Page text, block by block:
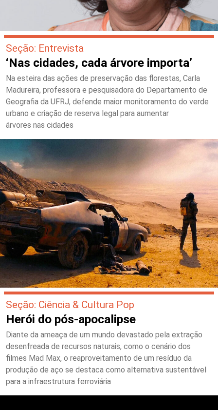
Seção: Entrevista
‘Nas cidades, cada árvore importa’
Na esteira das ações de preservação das florestas, Carla
Madureira, professora e pesquisadora do Departamento de
Geografia da UFRJ, defende maior monitoramento do verde
urbano e criação de reserva legal para aumentar
árvores nas cidades
Seção: Ciência & Cultura Pop
Herói do pós-apocalipse
Diante da ameaça de um mundo devastado pela extração
desenfreada de recursos naturais, como o cenário dos
filmes Mad Max, o reaproveitamento de um resíduo da
produção de aço se destaca como alternativa sustentável
para a infraestrutura ferroviária